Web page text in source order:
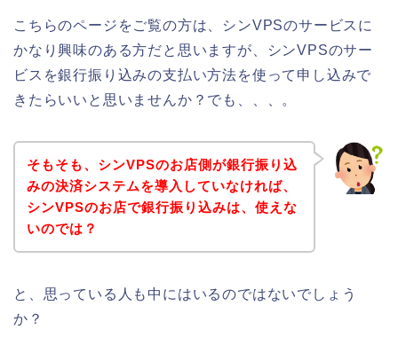
こちらのページをご覧の方は、シンVPSのサービスに
かなり興味のある方だと思いますが、シンVPSのサー
ビスを銀行振り込みの支払い方法を使って申し込みで
きたらいいと思いませんか？でも、、、。
そもそも、シンVPSのお店側が銀行振り込
みの決済システムを導入していなければ、
シンVPSのお店で銀行振り込みは、使えな
いのでは？
と、思っている人も中にはいるのではないでしょう
か？